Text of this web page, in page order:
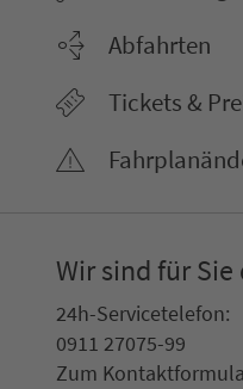
Abfahrten
Tickets &
Wir sind für Sie
24h-Ser­vice­te­le­fon:
0911 27075-99
Zum